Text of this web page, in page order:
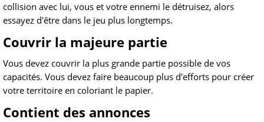
collision avec lui, vous et votre ennemi le détruisez, alors
essayez d'être dans le jeu plus longtemps.
Couvrir la majeure partie
Vous devez couvrir la plus grande partie possible de vos
capacités. Vous devez faire beaucoup plus d'efforts pour créer
votre territoire en coloriant le papier.
Contient des annonces